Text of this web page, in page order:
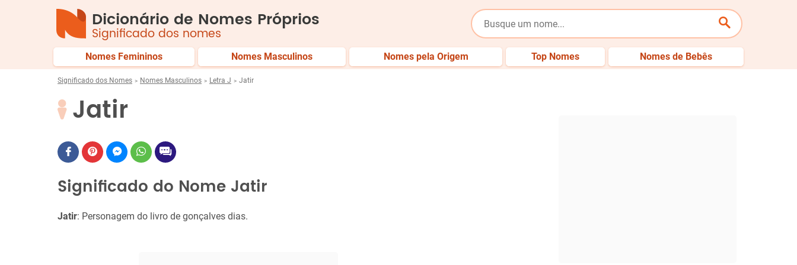
Dicionário de Nomes Próprios
Significado dos nomes
Nomes Femininos Nomes Masculinos Nomes pela Origem Top Nomes Nomes de Bebês
Significado dos Nomes Nomes Masculinos Letra J Jatir
Jatir
Significado do Nome Jatir
Jatir: Personagem do livro de gonçalves dias.